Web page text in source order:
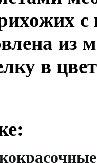
из
в